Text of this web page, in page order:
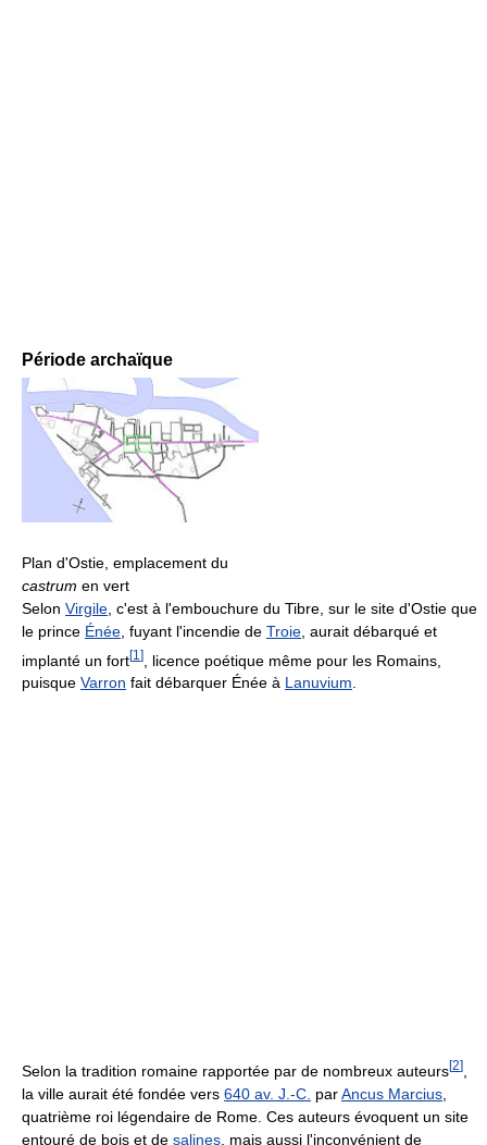
Période archaïque
Plan d'Ostie, emplacement du
castrum en vert
Selon Virgile , c'est à l'embouchure du Tibre, sur le site d'Ostie que
le prince Énée , fuyant l'incendie de Troie , aurait débarqué et
implanté un fort[1 ]
, licence poétique même pour les Romains,
puisque Varron fait débarquer Énée à Lanuvium.
Selon la tradition romaine rapportée par de nombreux auteurs[2]
la ville aurait été fondée vers 640 av. J.-C. parAncus Marcius
quatrième roi légendaire de Rome. Ces auteurs évoquent un site
entouré de bois et de salines , mais aussi l'inconvénient de